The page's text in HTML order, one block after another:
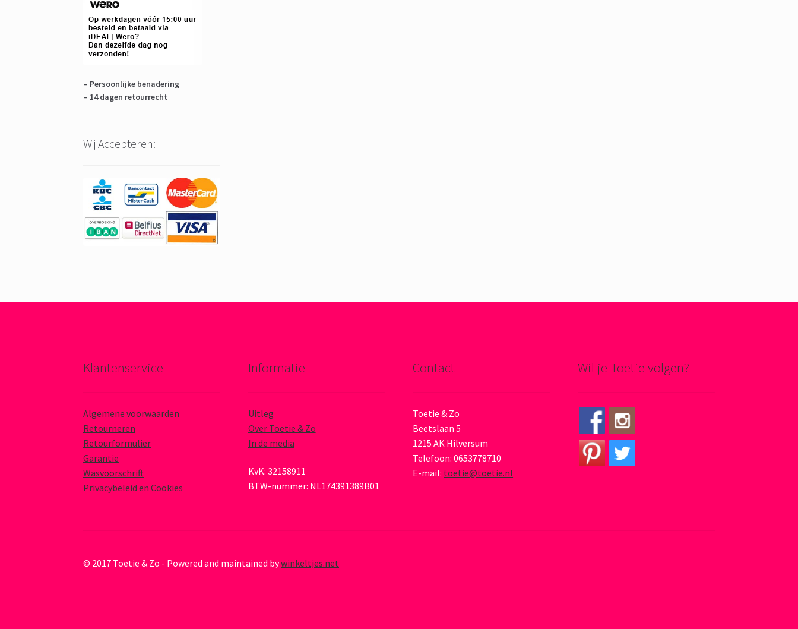
– Persoonlijke benadering
– 14 dagen retourrecht
Wij Accepteren:
Klantenservice
Algemene voorwaarden
Retourneren
Retourformulier
Garantie
Wasvoorschrift
Privacybeleid en Cookies
Informatie
Uitleg
Over Toetie & Zo
In de media
KvK: 32158911
BTW-nummer: NL174391389B01
Contact
Toetie & Zo
Beetslaan 5
1215 AK Hilversum
Telefoon: 0653778710
E-mail: toetie@toetie.nl
Wil je Toetie volgen?
© 2017 Toetie & Zo - Powered and maintained bywinkeltjes.net